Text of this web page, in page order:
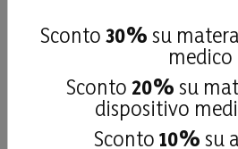
4,9 /5
181
recensioni
Sconto 30% su
medico
Sconto 20% su
dispositivo
Sconto 10% su